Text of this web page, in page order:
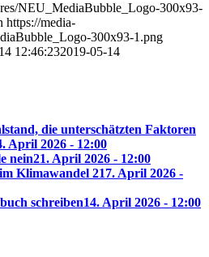
NEU_MediaBubble_Logo-300x93-
https://media-
300x93-1.png
12:46:232019-05-14
die unterschätzten Faktoren
April 2026 - 12:00
nein21. April 2026 - 12:00
Klimawandel 217. April 2026 -
schreiben14. April 2026 - 12:00